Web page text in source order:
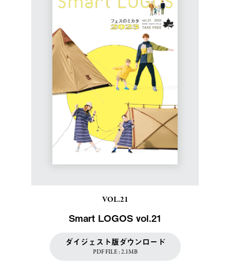
VOL.21
Smart LOGOS vol.21
ダイジェスト版ダウンロード
PDF FILE : 2.1MB